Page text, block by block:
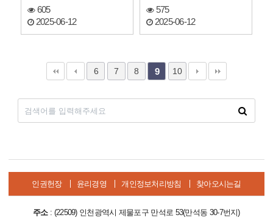
605
2025-06-12
575
2025-06-12
6 7 8 9 10
인권헌장 윤리경영 개인정보처리방침 찾아오시는길
주소: (22509) 인천광역시 제물포구 만석로 53(만석동 30-7번지)